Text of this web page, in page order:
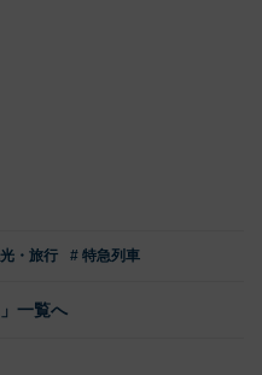
・旅行 # 特急列車
」一覧へ